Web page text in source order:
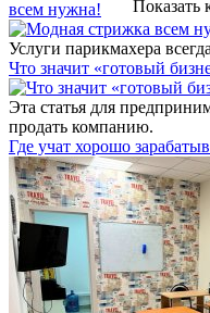
Показать
всем нужна!
Услуги парикмахера
​Что значит «готовый
Эта статья для
продать компанию.
​Где учат хорошо